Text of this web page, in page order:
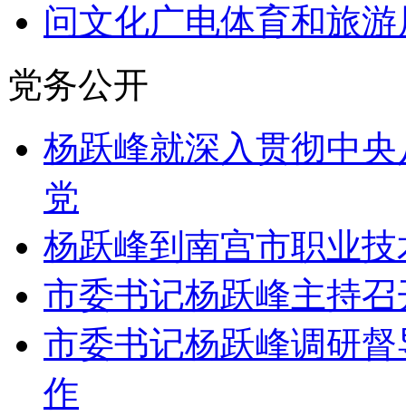
问文化广电体育和旅游
党务公开
杨跃峰就深入贯彻中
党
杨跃峰到南宫市职业
市委书记杨跃峰主持
市委书记杨跃峰调研
作